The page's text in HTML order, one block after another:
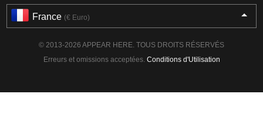
France (€ Euro)
© 2013-2026 APPEAR HERE. TOUS DROITS RÉSERVÉS
Erreurs et omissions acceptées. Conditions d'Utilisation